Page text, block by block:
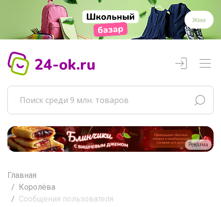
Жми
Реклама
Главная
Королёва
Сообщения пользователя